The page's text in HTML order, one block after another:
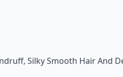
Silky Smooth Hair And